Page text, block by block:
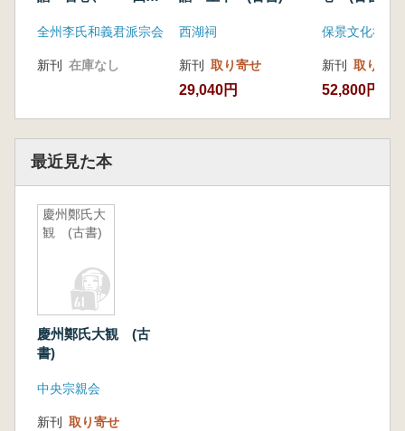
(古書)
全州李氏和義君派宗会
新刊 在庫なし
西湖祠
新刊 取り寄せ
29,040円
保景文化社
新刊 取り寄せ
52,800円
最近見た本
慶州鄭氏大
観 (古書)
慶州鄭氏大観 (古
書)
中央宗親会
新刊 取り寄せ